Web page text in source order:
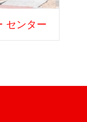
センター